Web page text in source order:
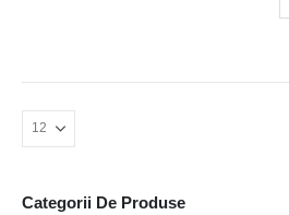
Categorii De Produse